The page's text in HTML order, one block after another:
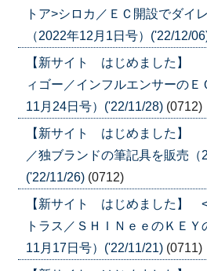
トア>シロカ／ＥＣ開設でダイ
（2022年12月1日号）('22/12/
【新サイト はじめました】
ィゴー／インフルエンサーの
11月24日号）('22/11/28) (0712)
【新サイト はじめました】
／独ブランドの筆記具を販売（
('22/11/26) (0712)
【新サイト はじめました】
トラス／ＳＨＩＮｅｅのＫＥ
11月17日号）('22/11/21) (0711)